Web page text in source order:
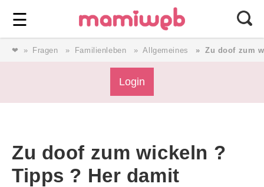
☰ ⎯ Wir lieben Familie ⎯
❤ Fragen Familienleben Allgemeines Zu doof zum
Login
Zu doof zum wickeln ?
Tipps ? Her damit
Forum